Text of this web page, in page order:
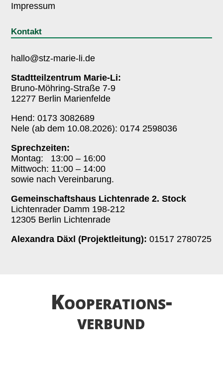
Impressum
Kontakt
hallo@stz-marie-li.de
Stadtteilzentrum Marie-Li:
Bruno-Möhring-Straße 7-9
12277 Berlin Marienfelde
Hend: 0173 3082689
Nele (ab dem 10.08.2026): 0174 2598036
Sprechzeiten:
Montag: 13:00 – 16:00
Mittwoch: 11:00 – 14:00
sowie nach Vereinbarung.
Gemeinschaftshaus Lichtenrade 2. Stock
Lichtenrader Damm 198-212
12305 Berlin Lichtenrade
Alexandra Däxl (Projektleitung):01517 2780725
Kooperations­­
verbund